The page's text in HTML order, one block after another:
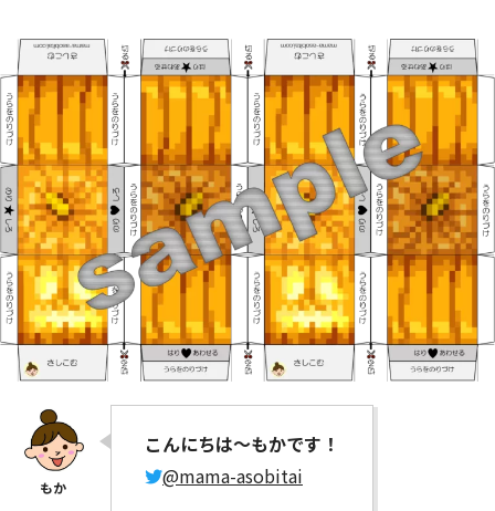
こんにちは～もかです！
@mama-asobitai